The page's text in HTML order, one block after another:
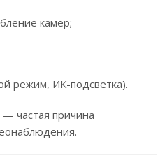
камер;
режим, ИК-подсветка).
частая причина